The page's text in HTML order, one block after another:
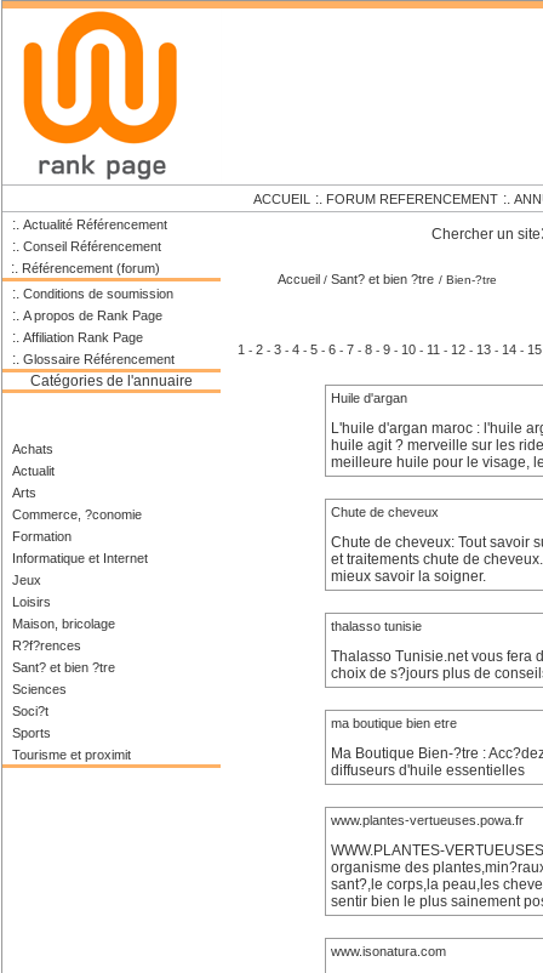
ACCUEIL :. FORUM REFERENCEMENT :.
:. Actualité Référencement
:. Conseil Référencement
:. Référencement (forum)
:. Conditions de soumission
:. A propos de Rank Page
:. Affiliation Rank Page
:. Glossaire Référencement
Catégories de l'annuaire
Achats
Actualit
Arts
Commerce, ?conomie
Formation
Informatique et Internet
Jeux
Loisirs
Maison, bricolage
R?f?rences
Sant? et bien ?tre
Sciences
Soci?t
Sports
Tourisme et proximit
Chercher un site
Accueil / Sant? et bien ?tre / Bien-?tre
1 - 2 - 3 - 4 - 5 - 6 - 7 - 8 - 9 - 10 - 11 - 12 - 13 - 14 - 15
Huile d'argan
L'huile d'argan maroc : l'huile
huile agit ? merveille sur les
meilleure huile pour le visage,
Chute de cheveux
Chute de cheveux: Tout savoir
et traitements chute de
mieux savoir la soigner.
thalasso tunisie
Thalasso Tunisie.net vous fera
choix de s?jours plus de
ma boutique bien etre
Ma Boutique Bien-?tre :
diffuseurs d'huile essentielles
www.plantes-vertueuses.powa.fr
WWW.PLANTES-
organisme des
sant?,le corps,la peau,les
sentir bien le plus sainement
www.isonatura.com